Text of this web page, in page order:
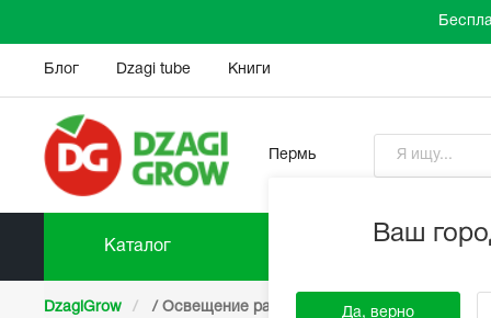
Блог Dzagi tube Книги
Пермь
Ваш
Да, верно
Каталог Прайс-
DzagiGrow / Освещение растений / LED Светильники